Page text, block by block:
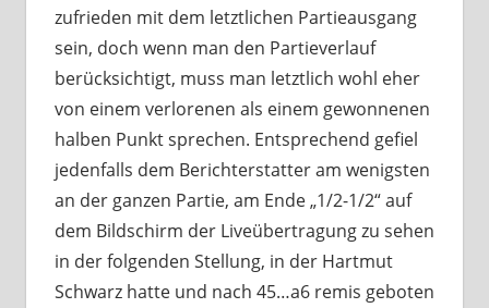
zufrieden mit dem letztlichen Partieausgang
sein, doch wenn man den Partieverlauf
berücksichtigt, muss man letztlich wohl eher
von einem verlorenen als einem gewonnenen
halben Punkt sprechen. Entsprechend gefiel
jedenfalls dem Berichterstatter am wenigsten
an der ganzen Partie, am Ende „1/2-1/2“ auf
dem Bildschirm der Liveübertragung zu sehen
in der folgenden Stellung, in der Hartmut
Schwarz hatte und nach 45…a6 remis geboten